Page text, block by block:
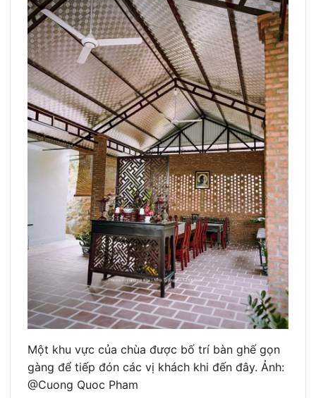
Một khu vực của chùa được bố trí bàn ghế gọn
gàng để tiếp đón các vị khách khi đến đây. Ảnh:
@Cuong Quoc Pham